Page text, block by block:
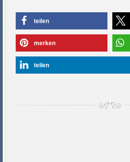
teilen
merken
teilen